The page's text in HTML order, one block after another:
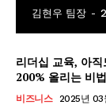
김현우 팀장 -
리더십 교육, 아
200% 올리는 비
비즈니스 2025년 03